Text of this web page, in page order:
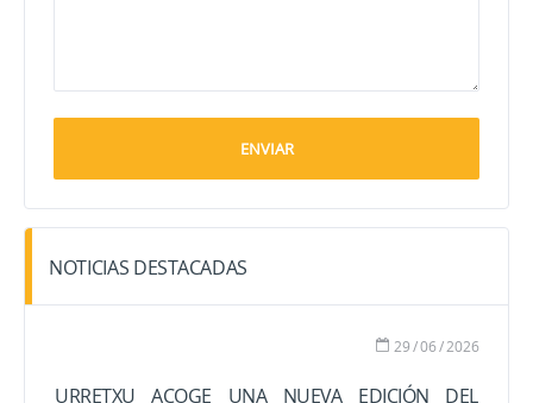
NOTICIAS DESTACADAS
29/06/2026
URRETXU ACOGE UNA NUEVA EDICIÓN DEL